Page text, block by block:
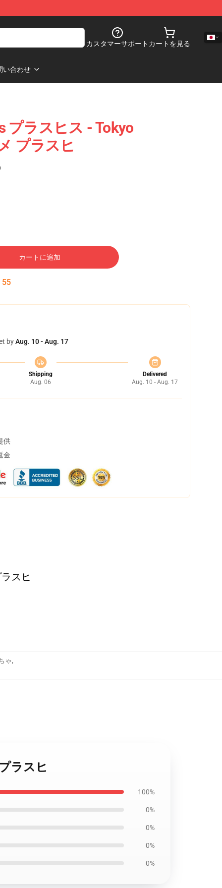
カスタマーサポート カートを見る
い合わせ
プラスヒス - Tokyo
プラスヒ
カートに追加
54
byAug. 10 - Aug. 17
Shipping
Aug. 06
Delivered
Aug. 10 - Aug. 17
供
金
スヒ
ゃ,
ラスヒ
100%
0%
0%
0%
0%